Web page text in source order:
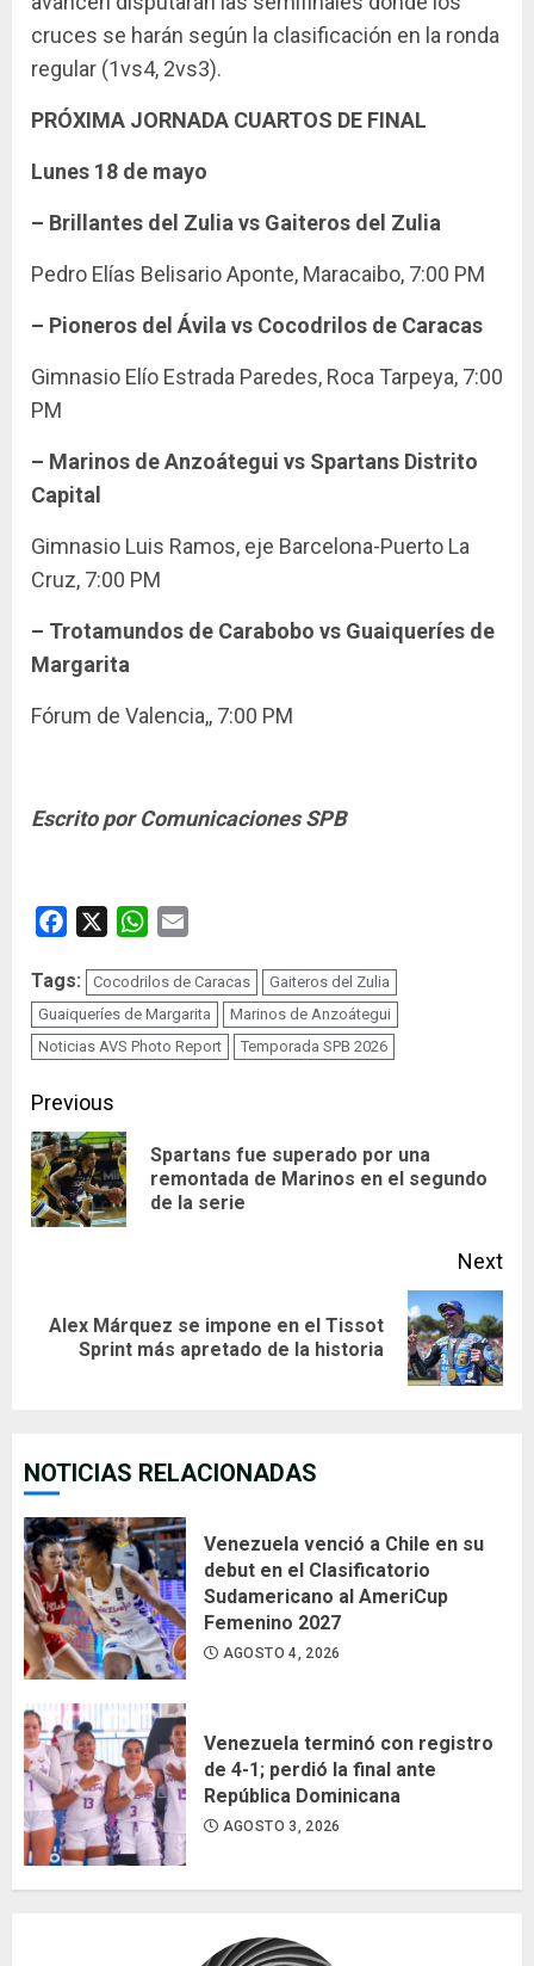
cruces se harán según la clasificación en la ronda
regular (1vs4, 2vs3).
PRÓXIMA JORNADA CUARTOS DE FINAL
Lunes 18 de mayo
– Brillantes del Zulia vs Gaiteros del Zulia
Pedro Elías Belisario Aponte, Maracaibo, 7:00 PM
– Pioneros del Ávila vs Cocodrilos de Caracas
Gimnasio Elío Estrada Paredes, Roca Tarpeya, 7:00
PM
– Marinos de Anzoátegui vs Spartans Distrito
Capital
Gimnasio Luis Ramos, eje Barcelona-Puerto La
Cruz, 7:00 PM
– Trotamundos de Carabobo vs Guaiqueríes de
Margarita
Fórum de Valencia,, 7:00 PM
Escrito por Comunicaciones SPB
Facebook WhatsApp
Tags: Cocodrilos de Caracas
Gaiteros del Zulia
Guaiqueríes de Margarita
Marinos de Anzoátegui
Noticias AVS Photo Report
Temporada SPB 2026
Continue
Reading
Previous
Spartans fue superado por una
remontada de Marinos en el segundo
de la serie
Next
Next
Alex Márquez se impone en el Tissot
Sprint más apretado de la historia
NOTICIAS RELACIONADAS
Venezuela venció a Chile en su
debut en el Clasificatorio
Sudamericano al AmeriCup
Femenino 2027
AGOSTO 4, 2026
Venezuela terminó con registro
de 4-1; perdió la final ante
República Dominicana
AGOSTO 3, 2026